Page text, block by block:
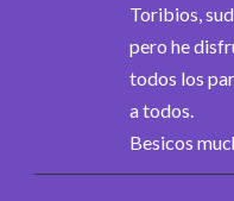
Toribios,
pero he
todos los
a todos.
Besicos